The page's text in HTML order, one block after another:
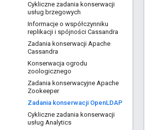
Cykliczne zadania konserwacji
usług brzegowych
Informacje o współczynniku
replikacji i spójności Cassandra
Zadania konserwacji Apache
Cassandra
Konserwacja ogrodu
zoologicznego
Zadania konserwacyjne Apache
Zookeeper
Zadania konserwacji OpenLDAP
Cykliczne zadania konserwacji
usług Analytics